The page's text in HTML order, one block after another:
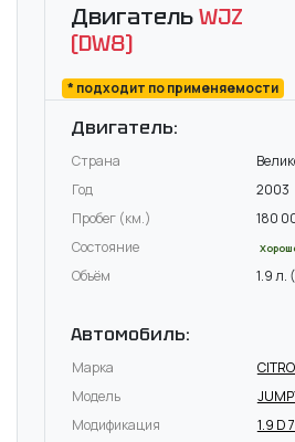
ДвигательWJZ
(DW8)
* подходит по применяемости
Двигатель:
Страна
Год
2003
Пробег (км.)
180
Состояние
Объём 1.9 л.
Автомобиль:
Марка
Модель
Модификация
1.9 D